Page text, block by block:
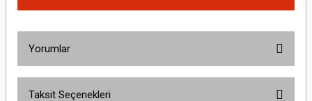
Yorumlar
Taksit Seçenekleri